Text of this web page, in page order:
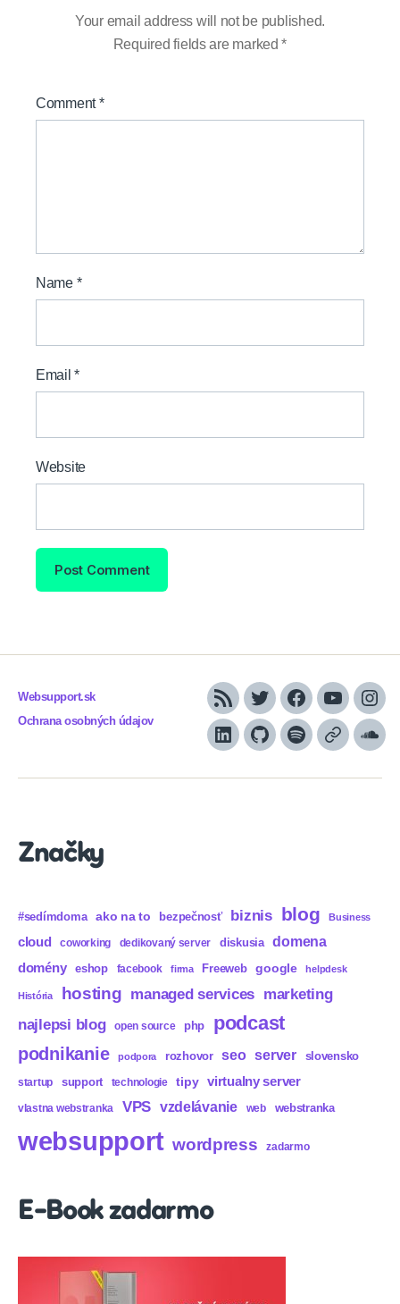
Your email address will not be published.
Required fields are marked*
Comment*
Name *
Email*
Website
Websupport.sk
Ochrana osobných údajov
RSS TwitterFacebook
YouTube
LinkedInGitHubSpotifyApple
Značky
#sedímdoma ako na to bezpečnosť biznis blog Business
cloud coworking dedikovaný server diskusia domena
domény eshop facebook firma Freeweb google helpdesk
História hosting managed services marketing
najlepsi blog open source php podcast
podnikanie podpora rozhovor seo server slovensko
startup support technologie tipy virtualny server
vlastna webstranka VPS vzdelávanie web webstranka
websupport wordpress zadarmo
E-Book zadarmo